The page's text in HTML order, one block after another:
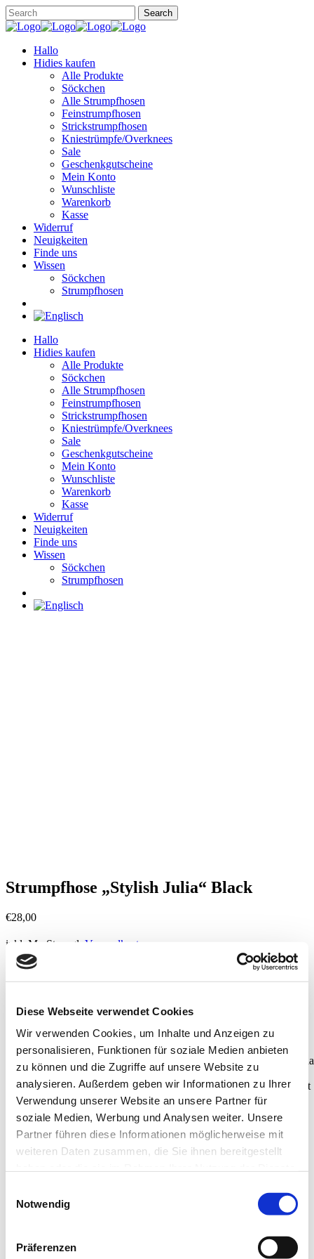
Diese Webseite verwendet Cookies
Wir verwenden Cookies, um Inhalte und Anzeigen zu
personalisieren, Funktionen für soziale Medien anbieten
zu können und die Zugriffe auf unsere Website zu
analysieren. Außerdem geben wir Informationen zu Ihrer
Verwendung unserer Website an unsere Partner für
soziale Medien, Werbung und Analysen weiter. Unsere
Partner führen diese Informationen möglicherweise mit
weiteren Daten zusammen, die Sie ihnen bereitgestellt
Notwendig
Präferenzen
Hallo
Hidies kaufen
Alle Produkte
Söckchen
Alle Strumpfhosen
Feinstrumpfhosen
Strickstrumpfhosen
Kniestrümpfe/Overknees
Sale
Geschenkgutscheine
Mein Konto
Wunschliste
Warenkorb
Kasse
Widerruf
Neuigkeiten
Finde uns
Wissen
Söckchen
Strumpfhosen
Hallo
Hidies kaufen
Alle Produkte
Söckchen
Alle Strumpfhosen
Feinstrumpfhosen
Strickstrumpfhosen
Kniestrümpfe/Overknees
Sale
Geschenkgutscheine
Mein Konto
Wunschliste
Warenkorb
Kasse
Widerruf
Neuigkeiten
Finde uns
Wissen
Söckchen
Strumpfhosen
Strumpfhose „Stylish Julia“ Black
€28,00
inkl. MwSt. zzgl. Versandkosten
Strumpfhose
60 den
Mini-Rauten
breiter, super-bequemer Bund
JULIA besteht aus einem Hightech-Material in praktischen 60 den,
ein gleichmäßiges Maschenbild erzeugt und sich supersoft anfühlt.
Dank ihrem angesagten Rautenmuster ist sie auch modisch ganz weit
vorne. Der Schnitt ist modern: Sitzt schön tief und lässt den
Bauchnabel in Ruhe.
JULIA stammt aus einem innovativen Familienbetrieb in der
oberitalienischen Provinz Brescia. Weil sie aus einem Stück genäht
wird, kommt Alex wie alle unsere Strumpfhosen komplett ohne
einen Jerseyrock trägst.